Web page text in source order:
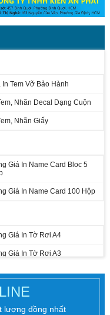
In Tem Vỡ Bảo Hành
Nhãn Decal Dạng Cuộn
Nhãn Giấy
Giá In Name Card Bloc 5
Giá In Name Card 100 Hộp
Giá In Tờ Rơi A4
Giá In Tờ Rơi A3
lượng đồng nhất